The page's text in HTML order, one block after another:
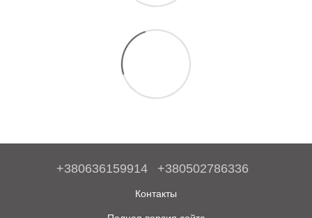
+380636159914 +380502786336
Контакты